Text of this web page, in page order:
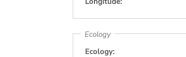
Ecology
Ecology: